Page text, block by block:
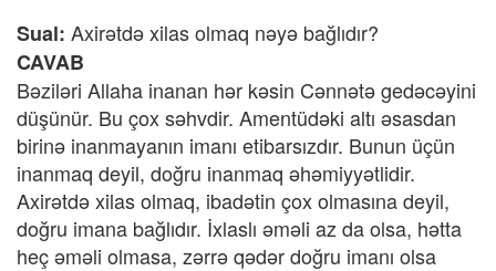
Sual: Axirətdə xilas olmaq nəyə bağlıdır?
CAVAB
Bəziləri Allaha inanan hər kəsin Cənnətə gedəcəyini
düşünür. Bu çox səhvdir. Amentüdəki altı əsasdan
birinə inanmayanın imanı etibarsızdır. Bunun üçün
inanmaq deyil, doğru inanmaq əhəmiyyətlidir.
Axirətdə xilas olmaq, ibadətin çox olmasına deyil,
doğru imana bağlıdır. İxlaslı əməli az da olsa, hətta
heç əməli olmasa, zərrə qədər doğru imanı olsa